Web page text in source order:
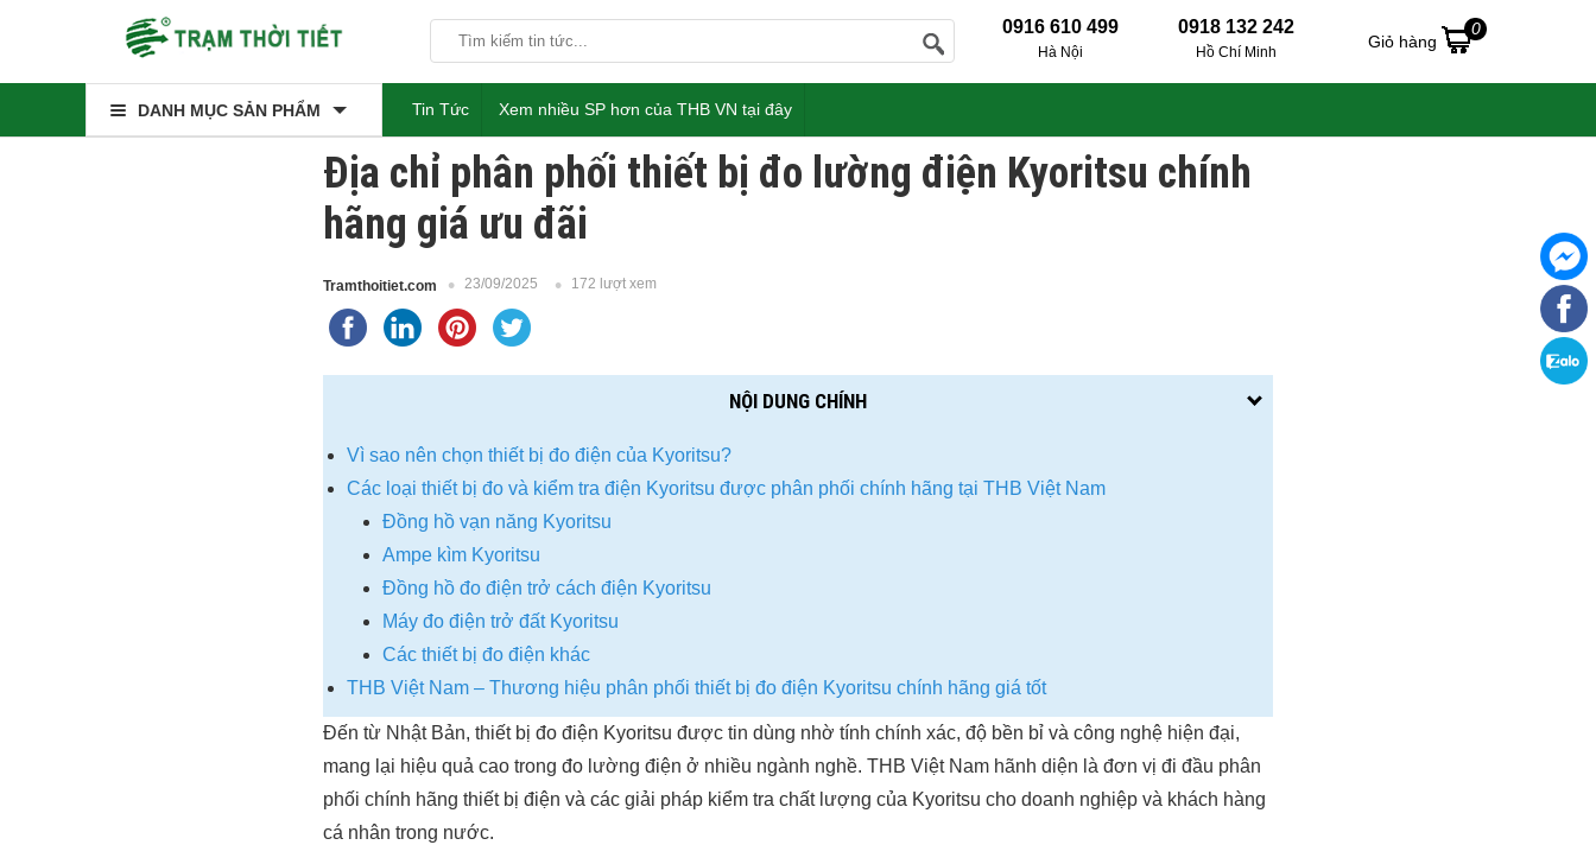
0916 610 499
Hà Nội
0918 132 242
Hồ Chí Minh
Giỏ hàng
0
DANH MỤC SẢN PHẨM Tin Tức Xem nhiều SP hơn của THB VN tại đây
Địa chỉ phân phối thiết bị đo lường điện Kyoritsu chính
hãng giá ưu đãi
Tramthoitiet.com 23/09/2025 172 lượt xem
NỘI DUNG CHÍNH
Vì sao nên chọn thiết bị đo điện của Kyoritsu?
Các loại thiết bị đo và kiểm tra điện Kyoritsu được phân phối chính hãng tại THB Việt Nam
Đồng hồ vạn năng Kyoritsu
Ampe kìm Kyoritsu
Đồng hồ đo điện trở cách điện Kyoritsu
Máy đo điện trở đất Kyoritsu
Các thiết bị đo điện khác
THB Việt Nam – Thương hiệu phân phối thiết bị đo điện Kyoritsu chính hãng giá tốt
Đến từ Nhật Bản, thiết bị đo điện Kyoritsu được tin dùng nhờ tính chính xác, độ bền bỉ và công nghệ hiện đại,
mang lại hiệu quả cao trong đo lường điện ở nhiều ngành nghề. THB Việt Nam hãnh diện là đơn vị đi đầu phân
phối chính hãng thiết bị điện và các giải pháp kiểm tra chất lượng của Kyoritsu cho doanh nghiệp và khách hàng
cá nhân trong nước.